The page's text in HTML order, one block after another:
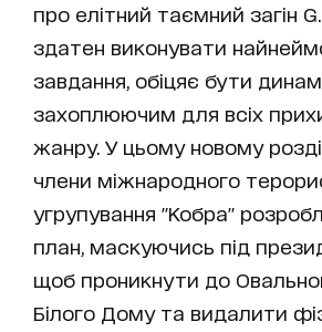
про елітний таємний загін
здатен виконувати
завдання, обіцяє бути
захоплюючим для всіх
жанру. У цьому новому
члени міжнародного
угрупування "Кобра"
план, маскуючись під
щоб проникнути до
Білого Дому та видалити